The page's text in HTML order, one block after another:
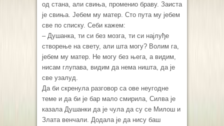
од стана, али свиња, променио браву. Заиста
је свиња. Јебем му матер. Сто пута му јебем
све по списку. Себи кажем:
– Душанка, ти си без мозга, ти си најлуђе
створење на свету, али шта могу? Волим га,
јебем му матер. Не могу без њега, а видим,
нисам глупава, видим да нема ништа, да је
све узалуд.
Да би скренула разговор са ове неугодне
теме и да би је бар мало смирила, Силва је
казала Душанки да је чула да су се Милош и
Злата венчали. Додала је да нису баш